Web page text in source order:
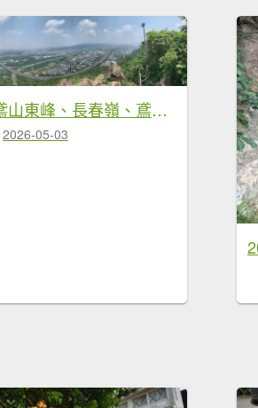
20260412鳶山東峰、長春嶺、鳶山（福德坑山）三角點、鳶山彩壁、鳶山岩、光復紀念鐘
2026-05-03